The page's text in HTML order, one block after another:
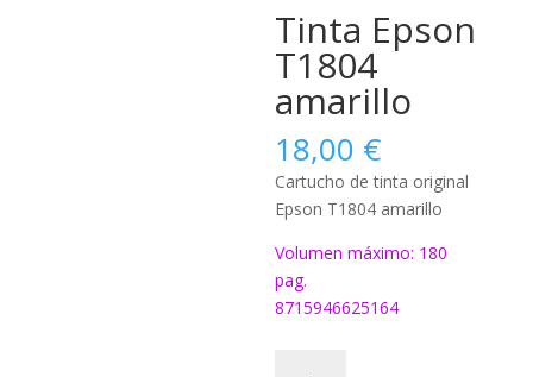
Tinta Epson
T1804
amarillo
18,00 €
Cartucho de tinta original
Epson T1804 amarillo
Volumen máximo: 180
pag.
8715946625164